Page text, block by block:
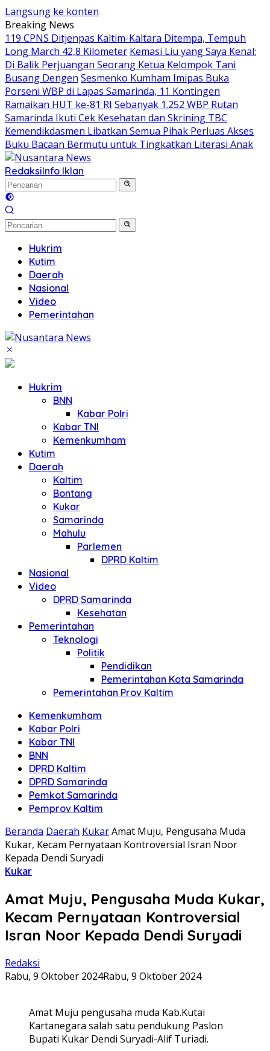
Langsung ke konten
Breaking News
119 CPNS Ditjenpas Kaltim-Kaltara Ditempa, Tempuh
Long March 42,8 Kilometer Kemasi Liu yang Saya Kenal:
Di Balik Perjuangan Seorang Ketua Kelompok Tani
Busang Dengen Sesmenko Kumham Imipas Buka
Porseni WBP di Lapas Samarinda, 11 Kontingen
Ramaikan HUT ke-81 RI Sebanyak 1.252 WBP Rutan
Samarinda Ikuti Cek Kesehatan dan Skrining TBC
Kemendikdasmen Libatkan Semua Pihak Perluas Akses
Buku Bacaan Bermutu untuk Tingkatkan Literasi Anak
RedaksiInfo Iklan
Hukrim
Kutim
Daerah
Nasional
Video
Pemerintahan
Hukrim
BNN
Kabar Polri
Kabar TNI
Kemenkumham
Kutim
Daerah
Kaltim
Bontang
Kukar
Samarinda
Mahulu
Parlemen
DPRD Kaltim
Nasional
Video
DPRD Samarinda
Kesehatan
Pemerintahan
Teknologi
Politik
Pendidikan
Pemerintahan Kota Samarinda
Pemerintahan Prov Kaltim
Kemenkumham
Kabar Polri
Kabar TNI
BNN
DPRD Kaltim
DPRD Samarinda
Pemkot Samarinda
Pemprov Kaltim
Beranda Daerah KukarAmat Muju, Pengusaha Muda
Kukar, Kecam Pernyataan Kontroversial Isran Noor
Kepada Dendi Suryadi
Kukar
Amat Muju, Pengusaha Muda Kukar,
Kecam Pernyataan Kontroversial
Isran Noor Kepada Dendi Suryadi
Redaksi
Rabu, 9 Oktober 2024Rabu, 9 Oktober 2024
Amat Muju pengusaha muda Kab.Kutai
Kartanegara salah satu pendukung Paslon
Bupati Kukar Dendi Suryadi-Alif Turiadi.